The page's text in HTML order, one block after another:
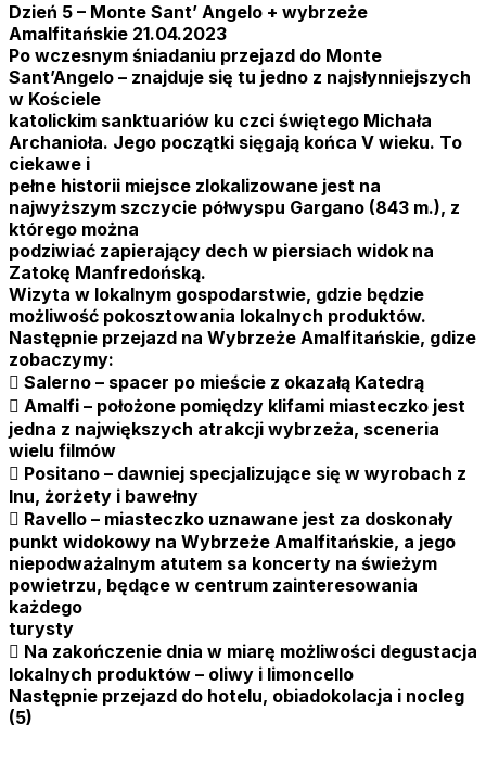
Dzień 5 – Monte Sant’ Angelo + wybrzeże
Amalfitańskie 21.04.2023
Po wczesnym śniadaniu przejazd do Monte
Sant’Angelo – znajduje się tu jedno z najsłynniejszych
w Kościele
katolickim sanktuariów ku czci świętego Michała
Archanioła. Jego początki sięgają końca V wieku. To
ciekawe i
pełne historii miejsce zlokalizowane jest na
najwyższym szczycie półwyspu Gargano (843 m.), z
którego można
podziwiać zapierający dech w piersiach widok na
Zatokę Manfredońską.
Wizyta w lokalnym gospodarstwie, gdzie będzie
możliwość pokosztowania lokalnych produktów.
Następnie przejazd na Wybrzeże Amalfitańskie, gdize
zobaczymy:
 Salerno – spacer po mieście z okazałą Katedrą
 Amalfi – położone pomiędzy klifami miasteczko jest
jedna z największych atrakcji wybrzeża, sceneria
wielu filmów
 Positano – dawniej specjalizujące się w wyrobach z
lnu, żorżety i bawełny
 Ravello – miasteczko uznawane jest za doskonały
punkt widokowy na Wybrzeże Amalfitańskie, a jego
niepodważalnym atutem sa koncerty na świeżym
powietrzu, będące w centrum zainteresowania
każdego
turysty
 Na zakończenie dnia w miarę możliwości degustacja
lokalnych produktów – oliwy i limoncello
Następnie przejazd do hotelu, obiadokolacja i nocleg
(5)